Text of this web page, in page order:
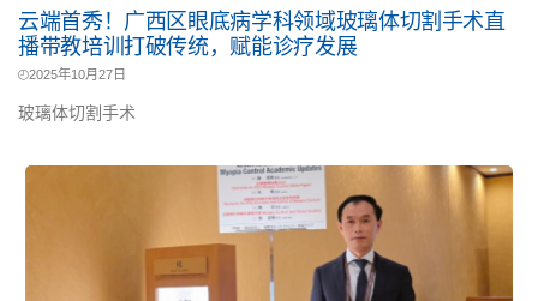
云端首秀！广西区眼底病学科领域玻璃体切割手术直
播带教培训打破传统，赋能诊疗发展
2025年10月27日
玻璃体切割手术